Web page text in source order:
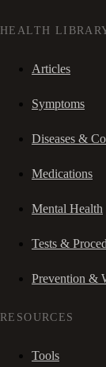
HEALTH
Articles
Symptoms
Diseases &
Medications
Mental Health
Tests &
Prevention &
RESOURCES
Tools